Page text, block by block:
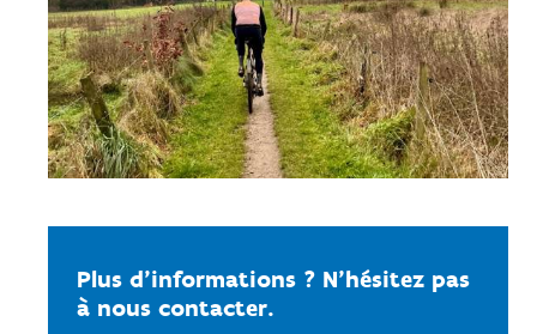
Plus d’informations ? N’hésitez pas
à nous contacter.